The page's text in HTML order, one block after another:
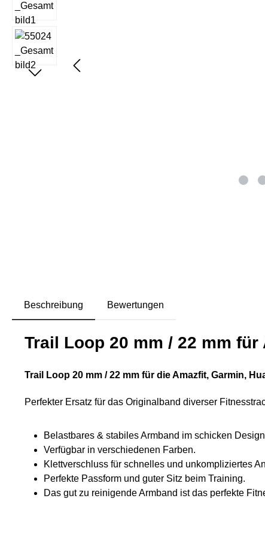
Beschreibung Bewertungen
Trail Loop 20 mm / 22 mm
Trail Loop 20 mm / 22 mm für die Amazfit, Garmin,
Perfekter Ersatz für das Originalband diverser
Belastbares & stabiles Armband im schicken
Verfügbar in verschiedenen Farben.
Klettverschluss für schnelles und unkompliziertes
Perfekte Passform und guter Sitz beim Training.
Das gut zu reinigende Armband ist das perfekte